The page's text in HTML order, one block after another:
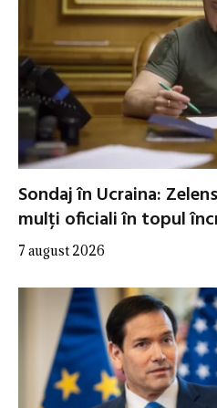
Sondaj în Ucraina:
mulți oficiali în topul
7 august 2026